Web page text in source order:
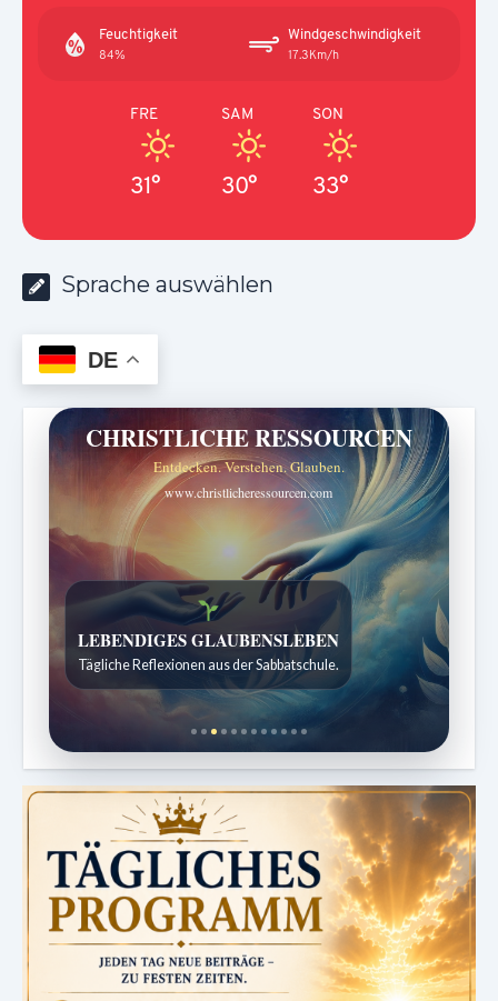
Feuchtigkeit
84%
Windgeschwindigkeit
17.3Km/h
FRE
31°
SAM
30°
SON
33°
Sprache auswählen
DE
CHRISTLICHE RESSOURCEN
Entdecken. Verstehen. Glauben.
www.christlicheressourcen.com
Bibelgeschichten zum Staunen
Kindergeschichten für 7 bis 12 Jahre.